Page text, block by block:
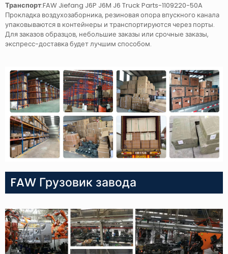
Транспорт:FAW Jiefang J6P J6M J6 Truck Parts-1109220-50A
Прокладка воздухозаборника, резиновая опора впускного канала
упаковываются в контейнеры и транспортируются через порты.
Для заказов образцов, небольшие заказы или срочные заказы,
экспресс-доставка будет лучшим способом.
FAW Грузовик завода